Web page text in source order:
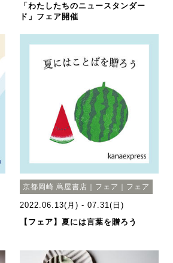
「わたしたちのニュースタンダー
ド」フェア開催
京都岡崎 蔦屋書店｜フェア｜フェア
2022.06.13(月) - 07.31(日)
【フェア】夏には言葉を贈ろう